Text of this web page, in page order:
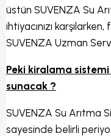
üstün SUVENZA Su
ihtiyacınızı
SUVENZA Uzman
Peki kiralama
sunacak ?
SUVENZA Su Arıtma
sayesinde belirli